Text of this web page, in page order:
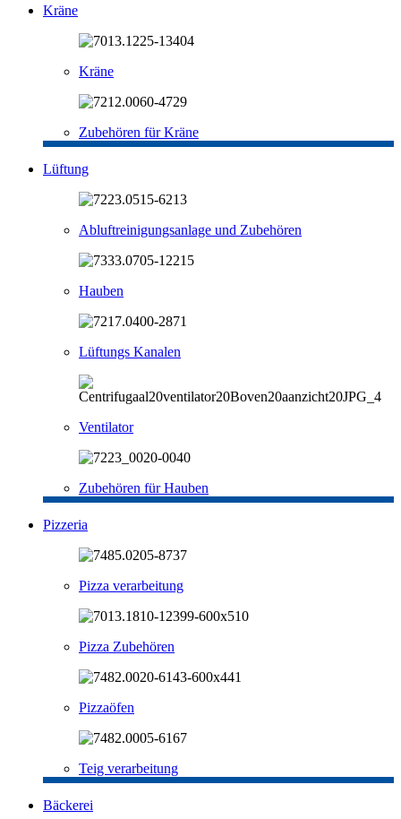
Kräne
Kräne
Zubehören für Kräne
Lüftung
Abluftreinigungsanlage und Zubehören
Hauben
Lüftungs Kanalen
Ventilator
Zubehören für Hauben
Pizzeria
Pizza verarbeitung
Pizza Zubehören
Pizzaöfen
Teig verarbeitung
Bäckerei